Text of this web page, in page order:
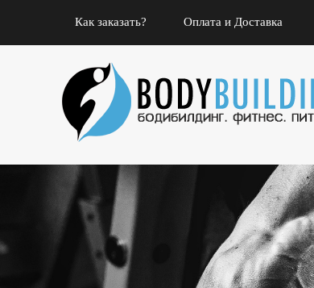
Как заказать? Оплата и Доставка